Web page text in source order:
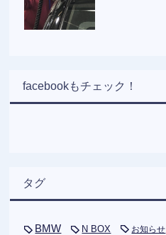
facebookもチェック！
タグ
BMW N BOX お知らせ